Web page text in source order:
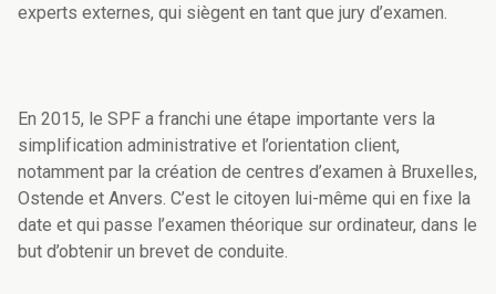
experts externes, qui siègent en tant que jury d’examen.
En 2015, le SPF a franchi une étape importante vers la
simplification administrative et l’orientation client,
notamment par la création de centres d’examen à Bruxelles,
Ostende et Anvers. C’est le citoyen lui-même qui en fixe la
date et qui passe l’examen théorique sur ordinateur, dans le
but d’obtenir un brevet de conduite.